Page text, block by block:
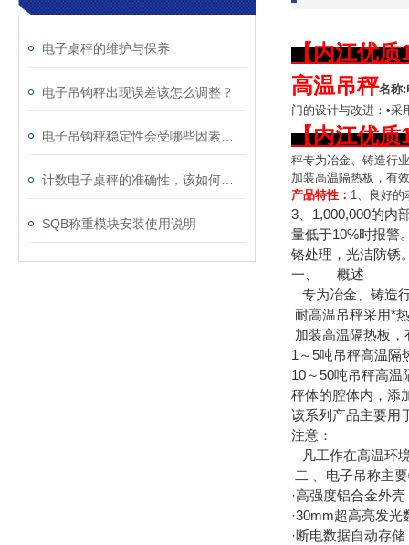
电子桌秤的维护与保养
电子吊钩秤出现误差该怎么调整？
SQB称重模块安装使用说明
【内江优质
高温吊秤名称:
门的设计与改进： •采
【内江优质
秤专为冶金、铸造行
加装高温隔热板，有
产品特性： 1 、良好
3、1,000,000的内
量低于10%时报警
铬处理，光洁防锈
一、 概述
专为冶金、铸造
耐高温吊秤采用*
加装高温隔热板
1～5吨吊秤高温隔
10～50吨吊秤高温
秤体的腔体内，添
该系列产品主要用
注意：
凡工作在高温环
二﹑ 电子吊称主
·高强度铝合金外
·30mm超高亮发
·断电数据自动存